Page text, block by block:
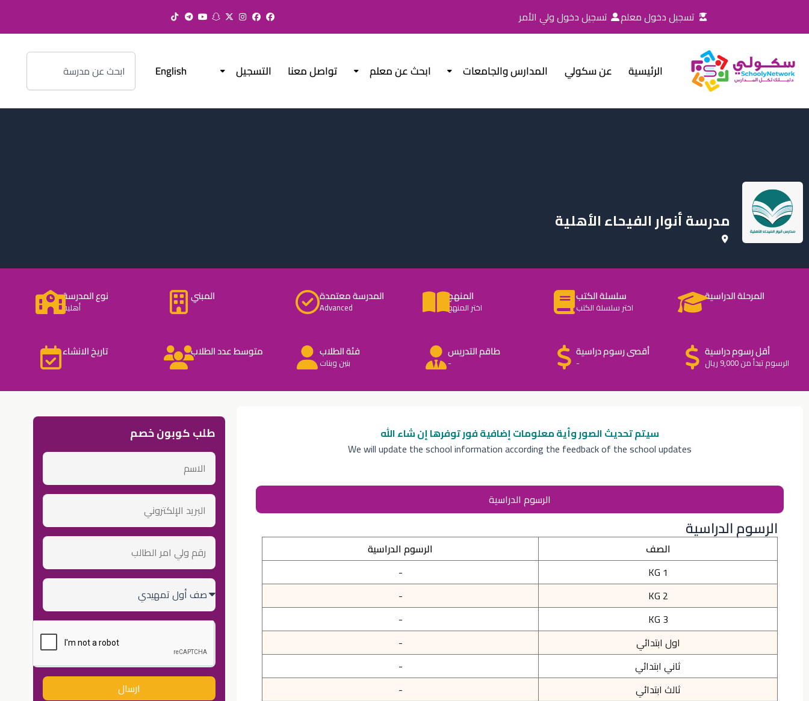
المحتوى
تسجيل دخول معلم تسجيل دخول ولي الأمر
الرئيسية عن سكولي المدارس والجامعات ابحث عن معلم تواصل معنا التسجيل English
Search
مدرسة أنوار الفيحاء الأهلية
المرحلة الدراسية سلسلة الكتب
اختر سلسلة الكتب
المنهج
اختر المنهج
المدرسة معتمدة
Advanced
المبني نوع المدرسة
أهلية
أقل رسوم دراسية
الرسوم تبدأ من 9,000 ريال
أقصى رسوم دراسية
-
طاقم التدريس
-
فئة الطلاب
بنين وبنات
متوسط عدد الطلاب تاريخ الانشاء
سيتم تحديث الصور وأية معلومات إضافيةفور توفرها إن شاء الله
We will update the school information according the feedback of the school updates
الرسوم الدراسية
الرسوم الدراسية
الصف
الرسوم الدراسية
KG 1
-
KG 2
-
KG 3
-
اول ابتدائي
-
ثاني ابتدائي
-
ثالث ابتدائي
-
طلب كوبون خصم
الاسم
email
رقم
ولي
أمر
الطالب
الصف
الدراسي
ارسال